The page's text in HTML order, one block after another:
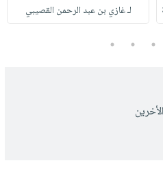
لـ غازي بن عبد الرحمن القصيبي
3
4
5